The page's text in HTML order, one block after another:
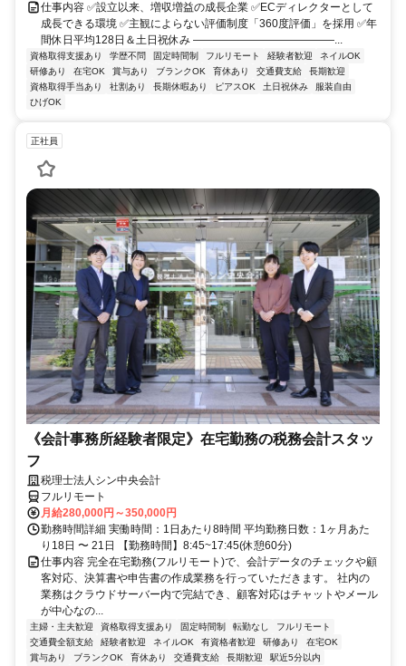
仕事内容 ✅設立以来、増収増益の成長企業 ✅ECディレクターとして
成長できる環境 ✅主観によらない評価制度「360度評価」を採用 ✅年
間休日平均128日＆土日祝休み ―――――――――――――...
資格取得支援あり 学歴不問 固定時間制 フルリモート 経験者歓迎
ネイルOK
研修あり
在宅OK 賞与あり ブランクOK 育休あり 交通費支給
長期歓迎
資格取得手当あり
社割あり 長期休暇あり ピアスOK 土日祝休み
服装自由
ひげOK
正社員
《会計事務所経験者限定》在宅勤務の税務会計スタッ
フ
税理士法人シン中央会計
フルリモート
月給280,000円～350,000円
勤務時間詳細 実働時間：1日あたり8時間 平均勤務日数：1ヶ月あた
り18日 〜 21日 【勤務時間】8:45~17:45(休憩60分)
仕事内容 完全在宅勤務(フルリモート)で、会計データのチェックや顧
客対応、決算書や申告書の作成業務を行っていただきます。 社内の
業務はクラウドサーバー内で完結でき、顧客対応はチャットやメール
が中心なの...
主婦・主夫歓迎 資格取得支援あり 固定時間制 転勤なし
フルリモート
交通費全額支給
経験者歓迎 ネイルOK 有資格者歓迎 研修あり
在宅OK
賞与あり
ブランクOK 育休あり 交通費支給 長期歓迎
駅近5分以内